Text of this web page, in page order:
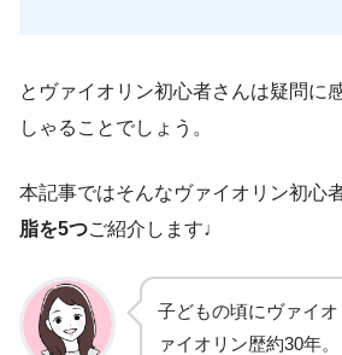
とヴァイオリン初心者さんは疑問に
しゃることでしょう。
本記事ではそんなヴァイオリン初心
脂を5つご紹介します♩
子どもの頃にヴァイ
ァイオリン歴約30年。